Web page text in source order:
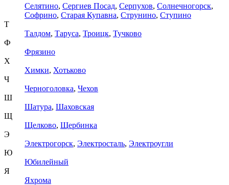
Селятино, Сергиев Посад, Серпухов, Солнечногорск,
Софрино, Старая Купавна, Струнино, Ступино
Т
Талдом, Таруса, Троицк, Тучково
Ф
Фрязино
Х
Химки, Хотьково
Ч
Черноголовка, Чехов
Ш
Шатура, Шаховская
Щ
Щелково, Щербинка
Э
Электрогорск, Электросталь, Электроугли
Ю
Юбилейный
Я
Яхрома